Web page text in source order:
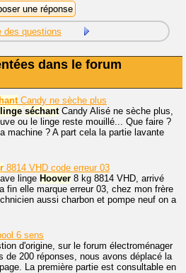
des questions
dans le forum
Candy ne sèche plus
linge séchantCandy Alisé ne sèche plus,
ou le linge reste mouillé... Que faire ?
machine ? A part cela la partie lavante
8814 VHD code erreur 03
linge Hoover 8 kg 8814 VHD, arrivé
fin elle marque erreur 03, chez mon frère
aussi charbon et pompe neuf on a
6 sens
d'origine, sur le forum électroménager
de 200 réponses, nous avons déplacé la
La première partie est consultable en